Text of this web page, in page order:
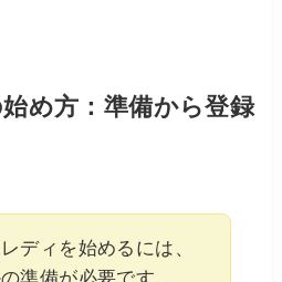
め方：準備から登録
ディを始めるには、
準備が必要です。